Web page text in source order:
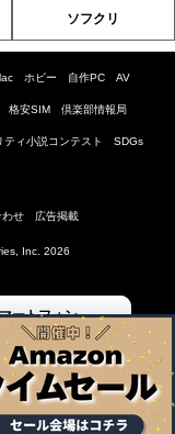
ソフクリ
ホビー 自作PC AV
格安SIM 倶楽部情報局
ィ小説コンテスト SDGs
わせ 広告掲載
Inc. 2026
ートフォン